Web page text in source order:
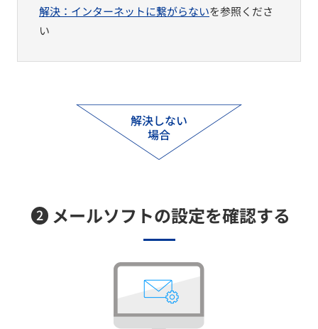
解決：インターネットに繋がらないを参照くださ
い
解決しない
場合
2 メールソフトの設定を確認する